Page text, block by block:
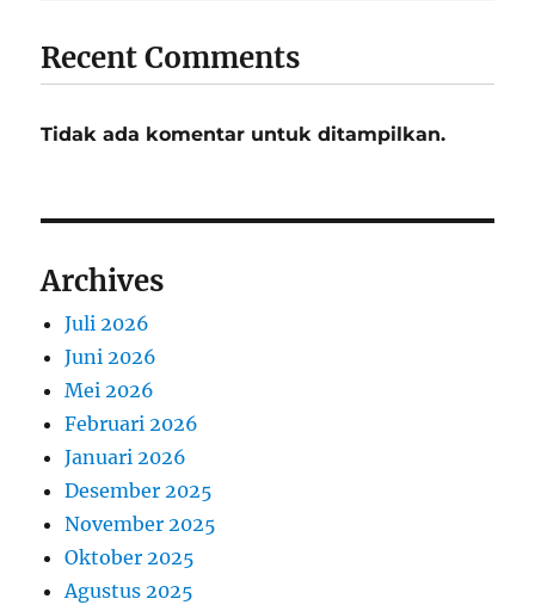
Recent Comments
Tidak ada komentar untuk ditampilkan.
Archives
Juli 2026
Juni 2026
Mei 2026
Februari 2026
Januari 2026
Desember 2025
November 2025
Oktober 2025
Agustus 2025